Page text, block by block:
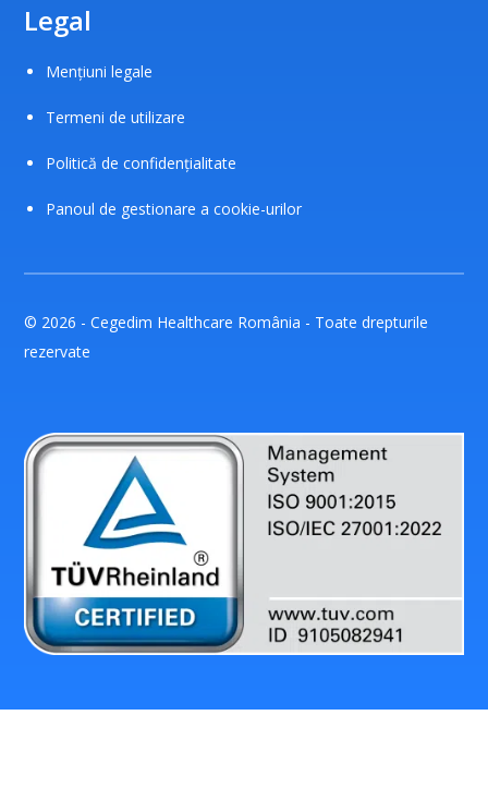
Legal
Mențiuni legale
Termeni de utilizare
Politică de confidențialitate
Panoul de gestionare a cookie-urilor
© 2026 - Cegedim Healthcare România - Toate drepturile
rezervate